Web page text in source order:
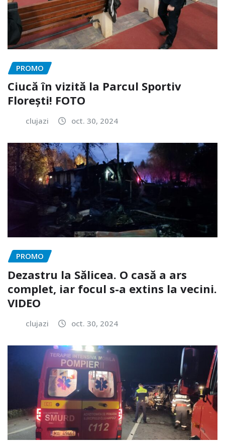
PROMO
Ciucă în vizită la Parcul Sportiv
Florești! FOTO
clujazi oct. 30, 2024
PROMO
Dezastru la Sălicea. O casă a ars
complet, iar focul s-a extins la vecini.
VIDEO
clujazi oct. 30, 2024